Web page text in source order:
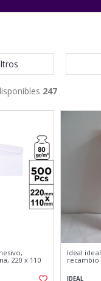
247
220 x 110
Ideal
recambio
IDEAL